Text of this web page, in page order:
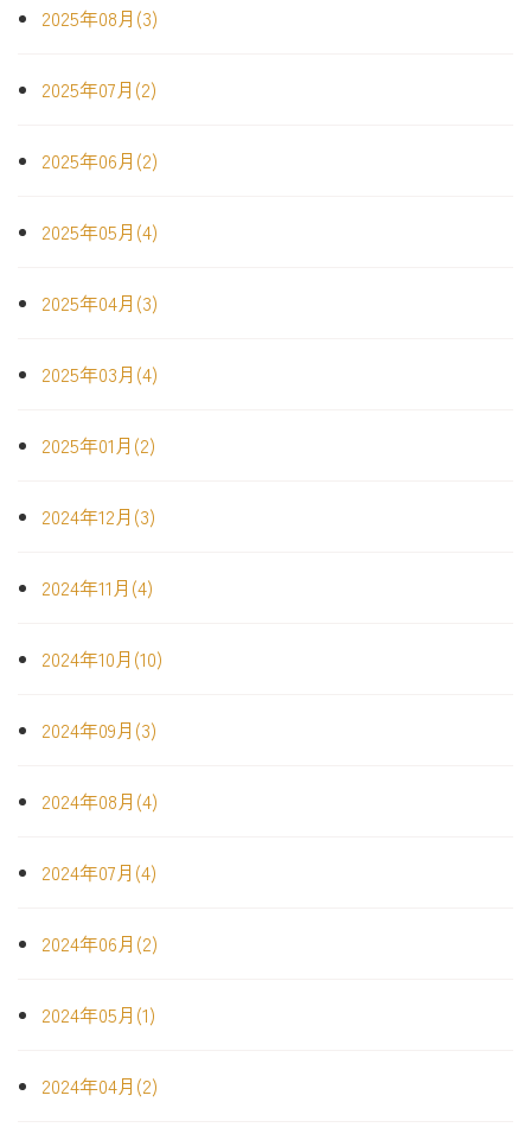
2025年08月(3)
2025年07月(2)
2025年06月(2)
2025年05月(4)
2025年04月(3)
2025年03月(4)
2025年01月(2)
2024年12月(3)
2024年11月(4)
2024年10月(10)
2024年09月(3)
2024年08月(4)
2024年07月(4)
2024年06月(2)
2024年05月(1)
2024年04月(2)